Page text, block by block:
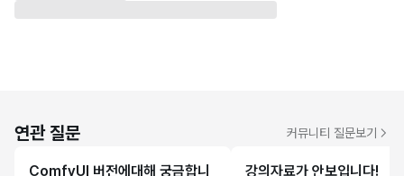
연관 질문 커뮤니티 질문보기
ComfyUI 버전에대해 궁금합니
강의자료가 안보입니다!